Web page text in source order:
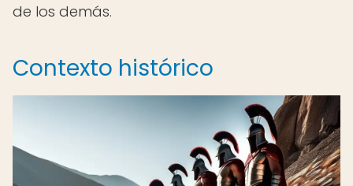
de los demás.
Contexto histórico